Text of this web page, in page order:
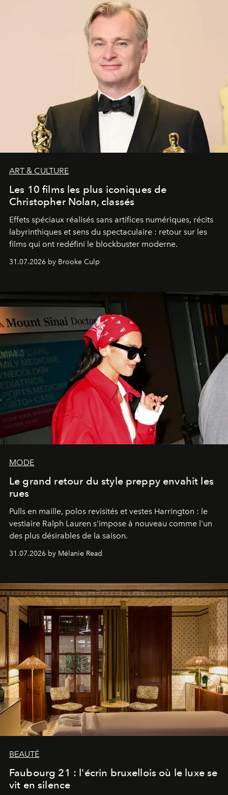
ART & CULTURE
Les 10 films les plus iconiques de
Christopher Nolan, classés
Effets spéciaux réalisés sans artifices numériques, récits
labyrinthiques et sens du spectaculaire : retour sur les
films qui ont redéfini le blockbuster moderne.
31.07.2026 by Brooke Culp
MODE
Le grand retour du style preppy envahit les
rues
Pulls en maille, polos revisités et vestes Harrington : le
vestiaire Ralph Lauren s'impose à nouveau comme l'un
des plus désirables de la saison.
31.07.2026 by Mélanie Read
BEAUTÉ
Faubourg 21 : l'écrin bruxellois où le luxe se
vit en silence